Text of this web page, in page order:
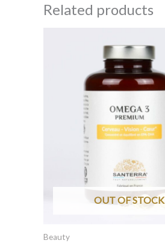
Related products
OUT OF STOCK
Beauty